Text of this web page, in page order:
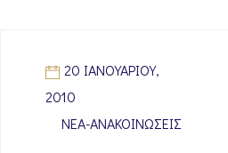
20 ΙΑΝΟΥΑΡΊΟΥ,
2010
ΝΈΑ-ΑΝΑΚΟΙΝΏΣΕΙΣ